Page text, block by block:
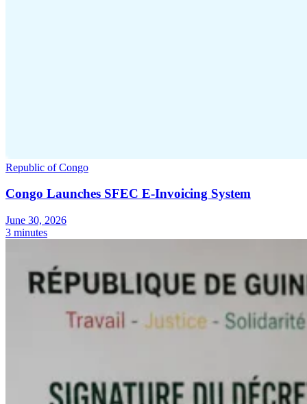
Republic of Congo
Congo Launches SFEC E-Invoicing System
June 30, 2026
3 minutes